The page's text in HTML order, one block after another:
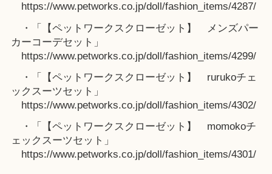
https://www.petworks.co.jp/doll/fashion_items/4287/
・「【ペットワークスクローゼット】 メンズパー
カーコーデセット」
https://www.petworks.co.jp/doll/fashion_items/4299/
・「【ペットワークスクローゼット】 rurukoチェ
ックスーツセット」
https://www.petworks.co.jp/doll/fashion_items/4302/
・「【ペットワークスクローゼット】 momokoチ
ェックスーツセット」
https://www.petworks.co.jp/doll/fashion_items/4301/